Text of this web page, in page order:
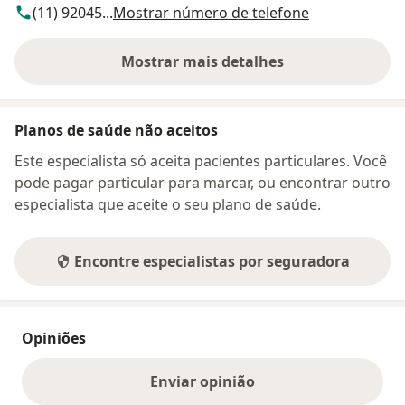
(11) 92045...Mostrar número de telefone
Mostrar mais detalhes
sobre o endereço
Planos de saúde não aceitos
Este especialista só aceita pacientes particulares. Você
pode pagar particular para marcar, ou encontrar outro
especialista que aceite o seu plano de saúde.
Encontre especialistas por seguradora
Opiniões
Enviar opinião